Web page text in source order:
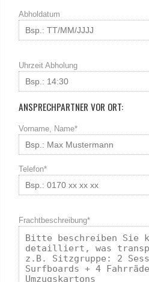
Abholdatum
Uhrzeit Abholung
ANSPRECHPARTNER VOR ORT:
Vorname, Name*
Telefon*
Frachtbeschreibung*